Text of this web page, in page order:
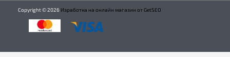
Copyright ©2026 Изработка на онлайн магазин от GetSEO